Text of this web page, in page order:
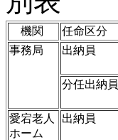
機関 任命区分
事務局
出納員
分任出納員
愛宕老人
ホーム
出納員